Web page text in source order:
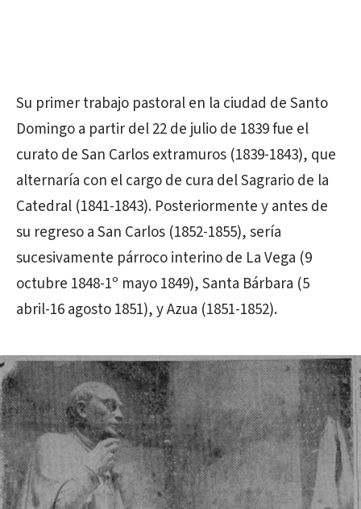
Su primer trabajo pastoral en la ciudad de Santo
Domingo a partir del 22 de julio de 1839 fue el
curato de San Carlos extramuros (1839-1843), que
alternaría con el cargo de cura del Sagrario de la
Catedral (1841-1843). Posteriormente y antes de
su regreso a San Carlos (1852-1855), sería
sucesivamente párroco interino de La Vega (9
octubre 1848-1º mayo 1849), Santa Bárbara (5
abril-16 agosto 1851), y Azua (1851-1852).